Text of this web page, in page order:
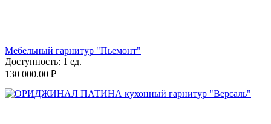
Мебельный гарнитур "Пьемонт"
Доступность: 1 ед.
130 000.00 ₽